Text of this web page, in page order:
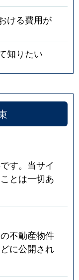
ける費用が
知りたい
す。当サイ
とは一切あ
不動産物件
に公開され